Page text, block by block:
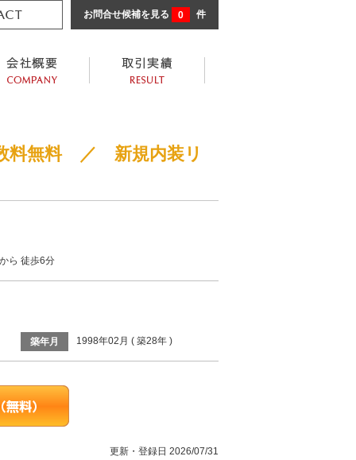
お問合せ候補を見る 0 件
料無料 ／ 新規内装リ
ら 徒歩6分
築年月 1998年02月 ( 築28年 )
更新・登録日 2026/07/31